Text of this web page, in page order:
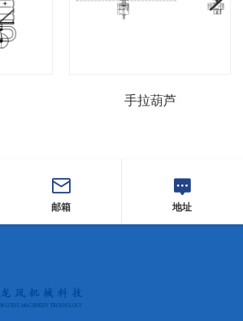
层间提升机
邮箱 地址